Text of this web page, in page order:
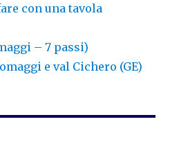
con una tavola
– 7 passi)
e val Cichero (GE)